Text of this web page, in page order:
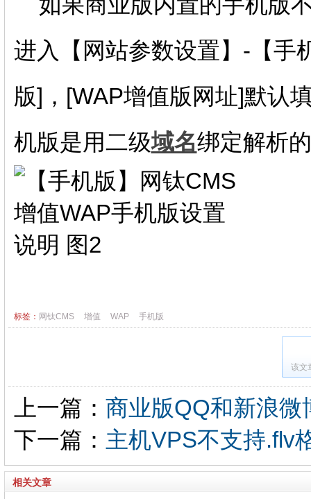
进入【网站参数设置】-【手
版]，[WAP增值版网址]默认
机版是用二级域名绑定解析
标签： 网钛CMS 增值 WAP 手机版
该文
上一篇： 商业版QQ和新浪微
下一篇： 主机VPS不支持.flv
相关文章